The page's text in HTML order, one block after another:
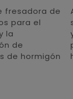
fresadora de
para el
la
de
de hormigón